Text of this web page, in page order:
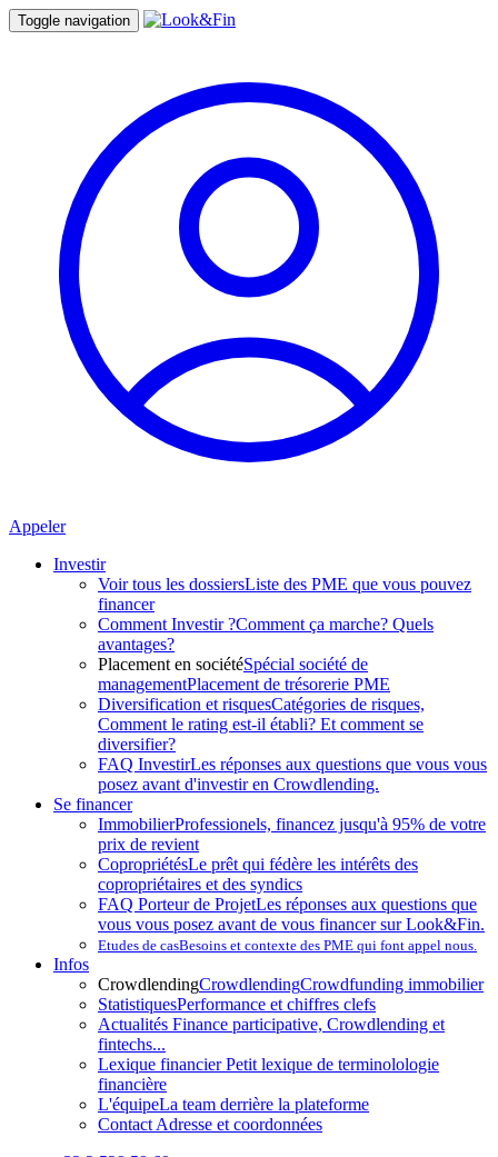
Toggle navigation
Appeler
Investir
Voir tous les dossiersListe des PME que vous pouvez
financer
Comment Investir ?Comment ça marche? Quels
avantages?
Placement en sociétéSpécial société de
managementPlacement de trésorerie PME
Diversification et risquesCatégories de risques,
Comment le rating est-il établi? Et comment se
diversifier?
FAQ InvestirLes réponses aux questions que vous vous
posez avant d'investir en Crowdlending.
Se financer
ImmobilierProfessionels, financez jusqu'à 95% de votre
prix de revient
CopropriétésLe prêt qui fédère les intérêts des
copropriétaires et des syndics
FAQ Porteur de ProjetLes réponses aux questions que
vous vous posez avant de vous financer sur Look&Fin.
Etudes de casBesoins et contexte des PME qui font appel nous.
Infos
CrowdlendingCrowdlendingCrowdfunding immobilier
StatistiquesPerformance et chiffres clefs
Actualités Finance participative, Crowdlending et
fintechs...
Lexique financierPetit lexique de terminolologie
financière
L'équipeLa team derrière la plateforme
Contact Adresse et coordonnées